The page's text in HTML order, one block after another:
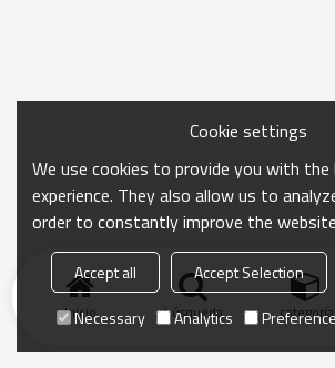
Inicio búsqueda categoría
Cookie settings
We use cookies to provide you with
experience. They also allow us to
order to constantly improve the
Accept all Accept Selection
Necessary
Analytics